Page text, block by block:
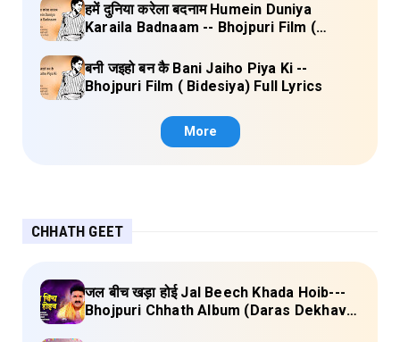
हमें दुनिया करेला बदनाम Humein Duniya
Karaila Badnaam -- Bhojpuri Film (
बनी जइहो बन कै Bani Jaiho Piya Ki --
Bhojpuri Film ( Bidesiya) Full Lyrics
More
CHHATH GEET
जल बीच खड़ा होई Jal Beech Khada Hoib---
Bhojpuri Chhath Album (Daras Dekhava